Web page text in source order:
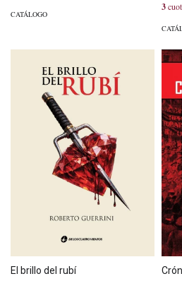
CATÁLOGO
3
El brillo del rubí